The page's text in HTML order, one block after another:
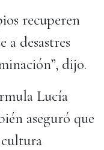
recuperen
a desastres
dijo.
Lucía
aseguró que